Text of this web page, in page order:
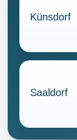
Künsdorf
Saaldorf